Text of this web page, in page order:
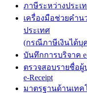
ภาษีระหว่างประเ
เครื่องมือช่วยคำน
ประเทศ
(กรณีภาษีเงินได้บุ
บันทึกการบริจาค
ตรวจสอบรายชื่อผู้
e-Receipt
มาตรฐานด้านเทค